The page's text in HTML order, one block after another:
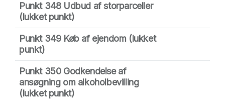
Punkt 348 Udbud af storparceller
(lukket punkt)
Punkt 349 Køb af ejendom(lukket
punkt)
Punkt 350 Godkendelse af
ansøgning om alkoholbevilling
(lukket punkt)